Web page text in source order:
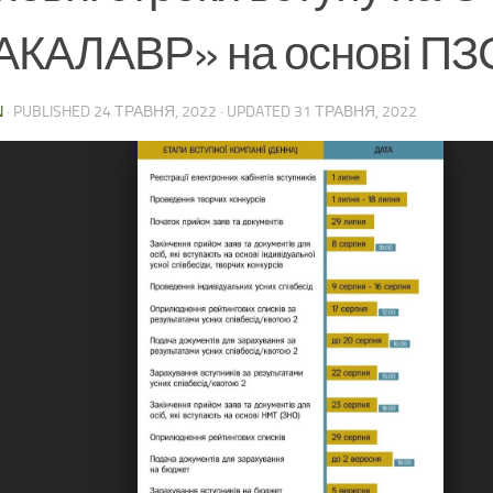
на основі
· PUBLISHED 24 ТРАВНЯ, 2022 · UPDATED 31 ТРАВНЯ, 2022